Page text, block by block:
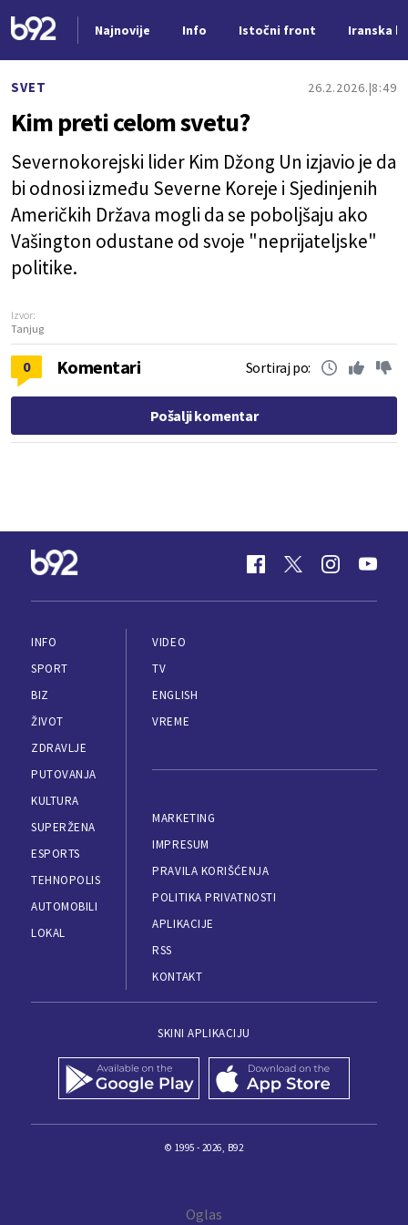
Najnovije Info Istočni front Iranska
SVET 26.2.2026. 8:49
Kim preti celom svetu?
Severnokorejski lider Kim Džong Un izjavio je da
bi odnosi između Severne Koreje i Sjedinjenih
Američkih Država mogli da se poboljšaju ako
Vašington odustane od svoje "neprijateljske"
politike.
Izvor:
Tanjug
0 Komentari Sortiraj po:
Pošalji komentar
INFO
SPORT
BIZ
ŽIVOT
ZDRAVLJE
PUTOVANJA
KULTURA
SUPERŽENA
ESPORTS
TEHNOPOLIS
AUTOMOBILI
LOKAL
VIDEO
TV
ENGLISH
VREME
MARKETING
IMPRESUM
PRAVILA KORIŠĆENJA
POLITIKA PRIVATNOSTI
APLIKACIJE
RSS
KONTAKT
SKINI APLIKACIJU
© 1995 - 2026, B92